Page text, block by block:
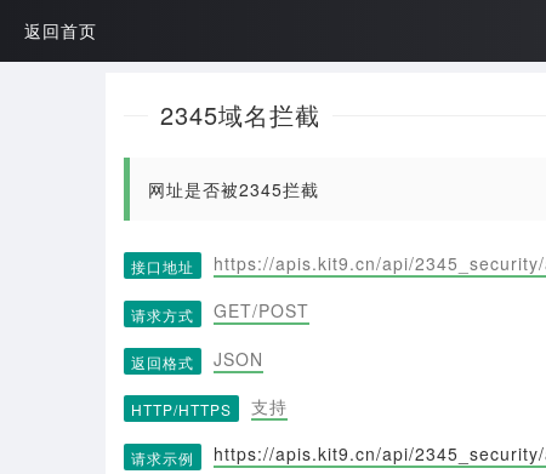
返回首页
2345域名拦截
网址是否被2345拦截
接口地址 https://apis.kit9.cn/api/
请求方式 GET/POST
返回格式 JSON
HTTP/HTTPS 支持
请求示例 https://apis.kit9.cn/api/